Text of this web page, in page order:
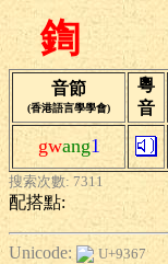
鍧
音節
(香港語言學學會)
粵
音
gwang1
搜索次數: 7311
配搭點:
Unicode:
U+9367